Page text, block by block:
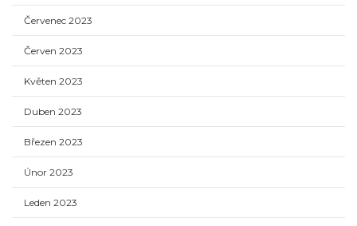
Červenec 2023
Červen 2023
Květen 2023
Duben 2023
Březen 2023
Únor 2023
Leden 2023